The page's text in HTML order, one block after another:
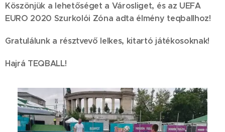
Köszönjük a lehetőséget a Városliget, és az UEFA
EURO 2020 Szurkolói Zóna adta élmény teqballhoz!
Gratulálunk a résztvevő lelkes, kitartó játékosoknak!
Hajrá TEQBALL!